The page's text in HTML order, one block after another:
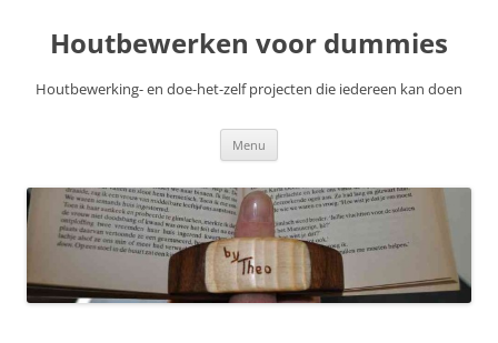
content
Houtbewerken voor dummies
Houtbewerking- en doe-het-zelf projecten die iedereen kan doen
Menu